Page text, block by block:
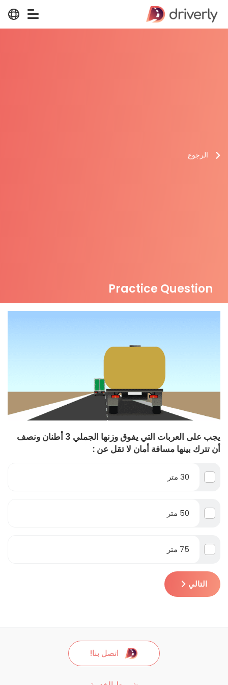
الرجوع
Practice Question
يجب على العربات التي يفوق وزنها الجملي 3 أطنان ونصف
أن تترك بينها مسافة أمان لا تقل عن :
30 متر
50 متر
75 متر
التالي
اتصل بنا!